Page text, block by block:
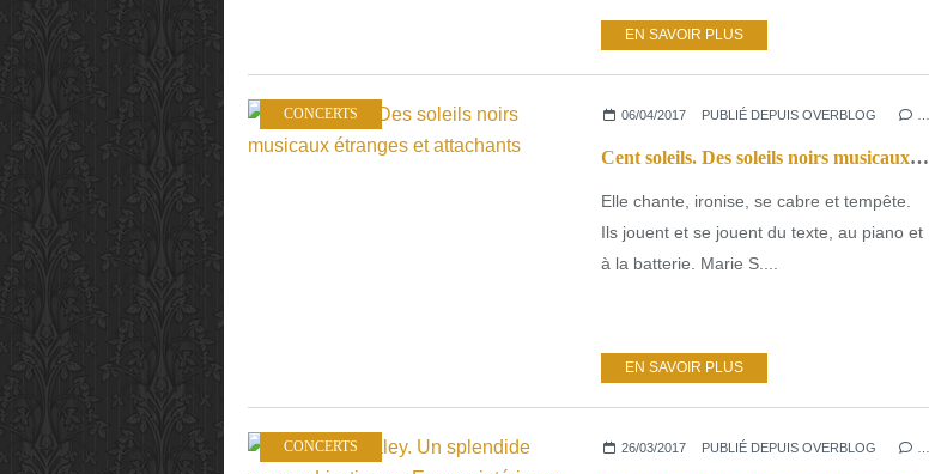
EN SAVOIR PLUS
CONCERTS 06/04/2017 PUBLIÉ DEPUIS OVERBLOG
Cent soleils. Des soleils noirs musicaux étranges et attachants
Elle chante, ironise, se cabre et tempête.
Ils jouent et se jouent du texte, au piano et
à la batterie. Marie S....
EN SAVOIR PLUS
CONCERTS 26/03/2017 PUBLIÉ DEPUIS OVERBLOG